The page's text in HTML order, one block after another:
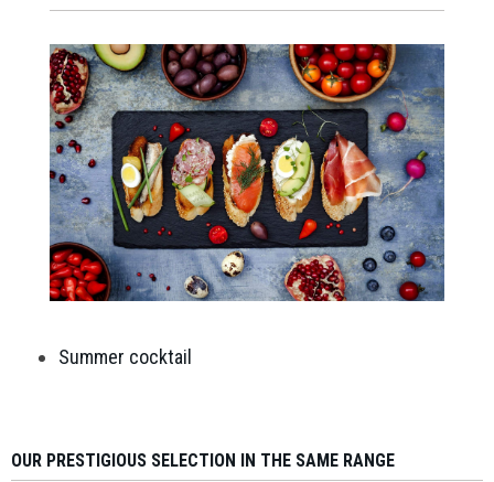
Summer cocktail
OUR PRESTIGIOUS SELECTION IN THE SAME RANGE